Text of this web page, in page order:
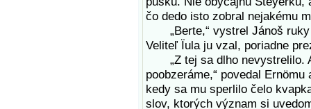
čo dedo isto zobral nejakému
„Berte,“ vystrel Jánoš ruky
Veliteľ Ïula ju vzal, poriadne
„Z tej sa dlho nevystrelilo.
poobzeráme,“ povedal
kedy sa mu sperlilo čelo
slov, ktorých význam si